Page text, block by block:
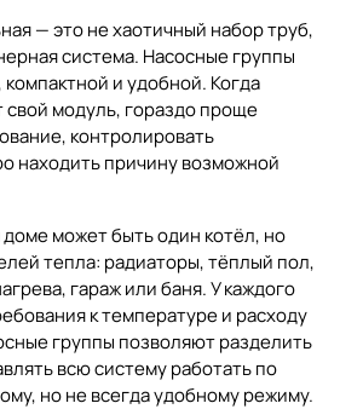
— это не хаотичный набор труб,
система. Насосные группы
и удобной. Когда
свой модуль, гораздо проще
контролировать
находить причину возможной
может быть один котёл, но
тепла: радиаторы, тёплый пол,
гараж или баня. У каждого
к температуре и расходу
группы позволяют разделить
всю систему работать по
но не всегда удобному режиму.